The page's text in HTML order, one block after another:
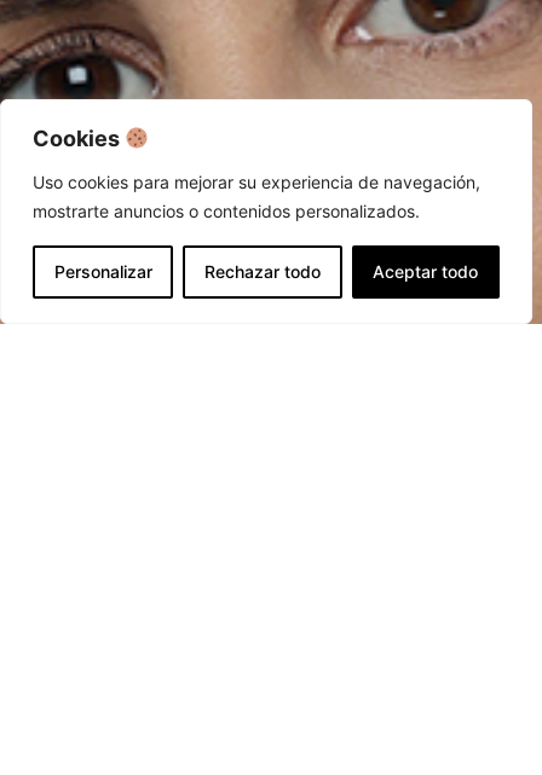
Cookies
Uso cookies para mejorar su experiencia de navegación,
mostrarte anuncios o contenidos personalizados.
Personalizar Rechazar todo Aceptar todo